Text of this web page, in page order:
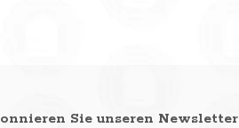
Sie unseren Newsletter